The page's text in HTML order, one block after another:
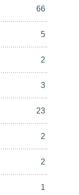
66
5
2
3
23
2
2
1